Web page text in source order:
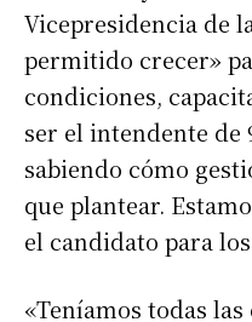
Vicepresidencia de
permitido crecer»
condiciones,
ser el intendente de
sabiendo cómo
que plantear.
el candidato para
«Teníamos todas